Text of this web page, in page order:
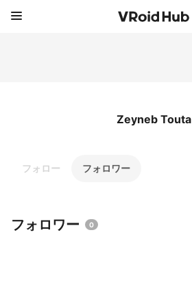
Zeyneb Touta
フォロー フォロワー
フォロワー 0